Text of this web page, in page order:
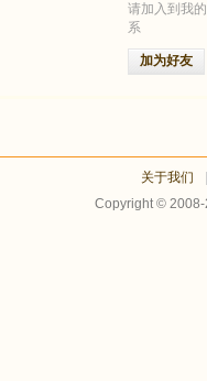
请加入到我
系
加为好友
关于我们
Copyright ©